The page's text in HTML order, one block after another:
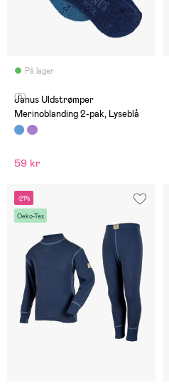
På lager
(5)
Janus Uldstrømper
Merinoblanding 2-pak, Lyseblå
59 kr
-21%
Oeko-Tex